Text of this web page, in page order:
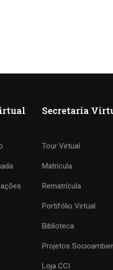
Secretaria
Tour Virtual
Matrícula
Rematrícula
Portifólio Virtual
Biblioteca
Projetos
Loja CCI